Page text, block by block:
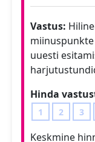
Vastus:
uuesti
Hinda
1 2 3
Keskmine